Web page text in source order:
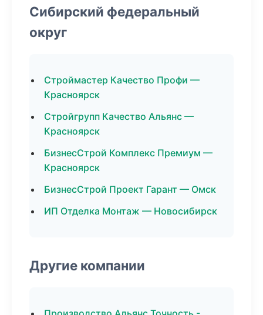
Сибирский федеральный
округ
Строймастер Качество Профи —
Красноярск
Стройгрупп Качество Альянс —
Красноярск
БизнесСтрой Комплекс Премиум —
Красноярск
БизнесСтрой Проект Гарант — Омск
ИП Отделка Монтаж — Новосибирск
Другие компании